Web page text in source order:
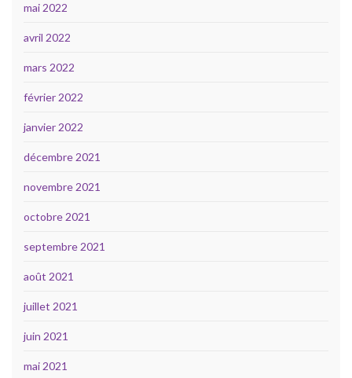
mai 2022
avril 2022
mars 2022
février 2022
janvier 2022
décembre 2021
novembre 2021
octobre 2021
septembre 2021
août 2021
juillet 2021
juin 2021
mai 2021